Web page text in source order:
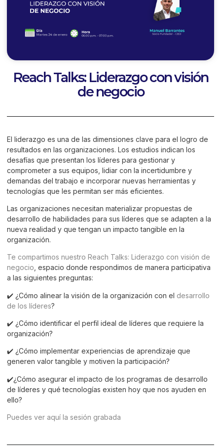
Reach Talks: Liderazgo con visión
de negocio
El liderazgo es una de las dimensiones clave para el logro de
resultados en las organizaciones. Los estudios indican los
desafías que presentan los líderes para gestionar y
comprometer a sus equipos, lidiar con la incertidumbre y
demandas del trabajo e incorporar nuevas herramientas y
tecnologías que les permitan ser más eficientes.
Las organizaciones necesitan materializar propuestas de
desarrollo de habilidades para sus líderes que se adapten a la
nueva realidad y que tengan un impacto tangible en la
organización.
Te compartimos nuestro Reach Talks: Liderazgo con visión de
negocio , espacio donde respondimos de manera participativa
a las siguientes preguntas:
✔️ ¿Cómo alinear la visión de la organización con el desarrollo
de los líderes?
✔️ ¿Cómo identificar el perfil ideal de líderes que requiere la
organización?
✔️ ¿Cómo implementar experiencias de aprendizaje que
generen valor tangible y motiven la participación?
✔️¿Cómo asegurar el impacto de los programas de desarrollo
de líderes y qué tecnologías existen hoy que nos ayuden en
ello?
Puedes ver aquí la sesión grabada